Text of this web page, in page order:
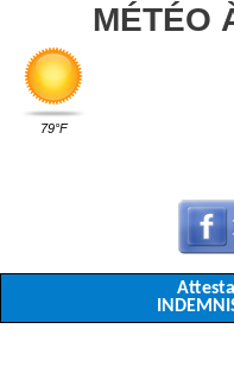
MÉTÉO
79°F